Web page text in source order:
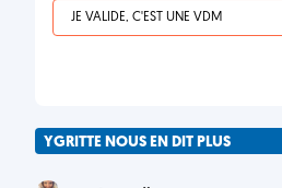
JE VALIDE, C'EST UNE VDM
YGRITTE NOUS EN DIT PLUS